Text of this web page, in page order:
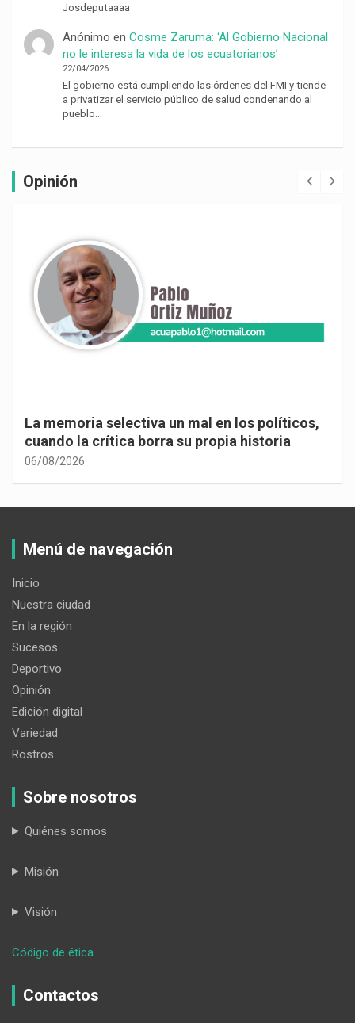
Josdeputaaaa
Anónimo en Cosme Zaruma: ‘Al Gobierno Nacional
no le interesa la vida de los ecuatorianos’
22/04/2026
El gobierno está cumpliendo las órdenes del FMI y tiende
a privatizar el servicio público de salud condenando al
pueblo…
Opinión
La memoria selectiva un mal en los políticos,
cuando la crítica borra su propia historia
06/08/2026
Menú de navegación
Inicio
Nuestra ciudad
En la región
Sucesos
Deportivo
Opinión
Edición digital
Variedad
Rostros
Sobre nosotros
Quiénes somos
Misión
Visión
Código de ética
conectividad
Contactos